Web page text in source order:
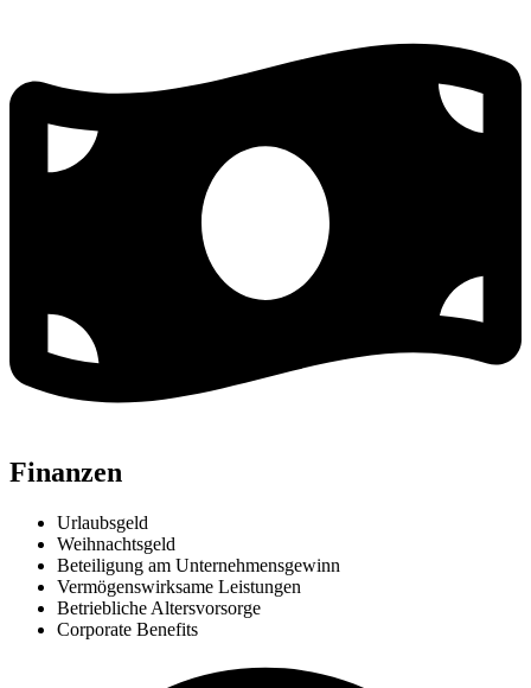
Finanzen
Urlaubsgeld
Weihnachtsgeld
Beteiligung am Unternehmensgewinn
Vermögenswirksame Leistungen
Betriebliche Altersvorsorge
Corporate Benefits